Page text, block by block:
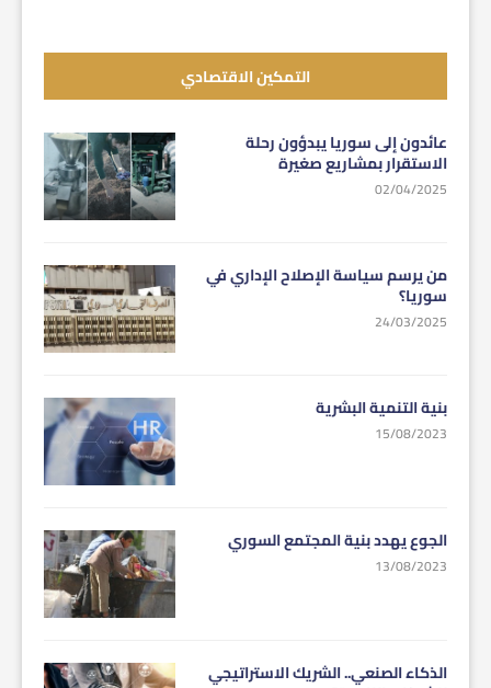
التمكين الاقتصادي
عائدون إلى سوريا يبدؤون رحلة
الاستقرار بمشاريع صغيرة
02/04/2025
من يرسم سياسة الإصلاح الإداري في
سوريا؟
24/03/2025
بنية التنمية البشرية
15/08/2023
الجوع يهدد بنية المجتمع السوري
13/08/2023
الذكاء الصنعي.. الشريك الاستراتيجي